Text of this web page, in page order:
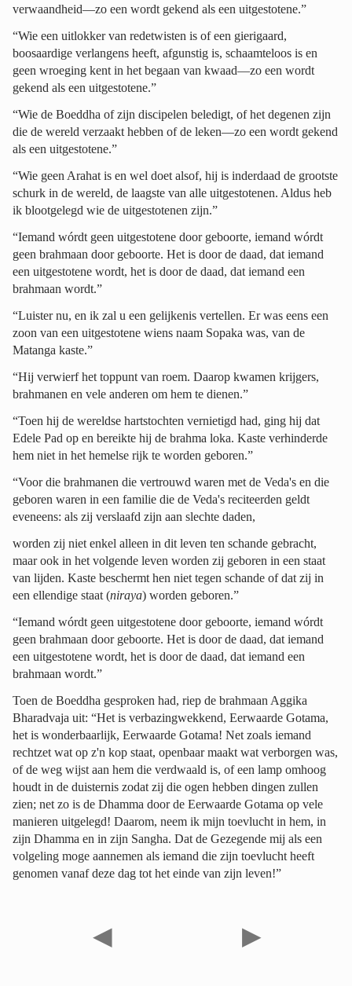
verwaandheid—zo een wordt gekend als een uitgestotene.”
“Wie een uitlokker van redetwisten is of een gierigaard,
boosaardige verlangens heeft, afgunstig is, schaamteloos is en
geen wroeging kent in het begaan van kwaad—zo een wordt
gekend als een uitgestotene.”
“Wie de Boeddha of zijn discipelen beledigt, of het degenen zijn
die de wereld verzaakt hebben of de leken—zo een wordt gekend
als een uitgestotene.”
“Wie geen Arahat is en wel doet alsof, hij is inderdaad de grootste
schurk in de wereld, de laagste van alle uitgestotenen. Aldus heb
ik blootgelegd wie de uitgestotenen zijn.”
“Iemand wórdt geen uitgestotene door geboorte, iemand wórdt
geen brahmaan door geboorte. Het is door de daad, dat iemand
een uitgestotene wordt, het is door de daad, dat iemand een
brahmaan wordt.”
“Luister nu, en ik zal u een gelijkenis vertellen. Er was eens een
zoon van een uitgestotene wiens naam Sopaka was, van de
Matanga kaste.”
“Hij verwierf het toppunt van roem. Daarop kwamen krijgers,
brahmanen en vele anderen om hem te dienen.”
“Toen hij de wereldse hartstochten vernietigd had, ging hij dat
Edele Pad op en bereikte hij de brahma loka. Kaste verhinderde
hem niet in het hemelse rijk te worden geboren.”
“Voor die brahmanen die vertrouwd waren met de Veda's en die
geboren waren in een familie die de Veda's reciteerden geldt
eveneens: als zij verslaafd zijn aan slechte daden,
worden zij niet enkel alleen in dit leven ten schande gebracht,
maar ook in het volgende leven worden zij geboren in een staat
van lijden. Kaste beschermt hen niet tegen schande of dat zij in
een ellendige staat (niraya) worden geboren.”
“Iemand wórdt geen uitgestotene door geboorte, iemand wórdt
geen brahmaan door geboorte. Het is door de daad, dat iemand
een uitgestotene wordt, het is door de daad, dat iemand een
brahmaan wordt.”
Toen de Boeddha gesproken had, riep de brahmaan Aggika
Bharadvaja uit: “Het is verbazingwekkend, Eerwaarde Gotama,
het is wonderbaarlijk, Eerwaarde Gotama! Net zoals iemand
rechtzet wat op z'n kop staat, openbaar maakt wat verborgen was,
of de weg wijst aan hem die verdwaald is, of een lamp omhoog
houdt in de duisternis zodat zij die ogen hebben dingen zullen
zien; net zo is de Dhamma door de Eerwaarde Gotama op vele
manieren uitgelegd! Daarom, neem ik mijn toevlucht in hem, in
zijn Dhamma en in zijn Sangha. Dat de Gezegende mij als een
volgeling moge aannemen als iemand die zijn toevlucht heeft
genomen vanaf deze dag tot het einde van zijn leven!”
◀ ▶